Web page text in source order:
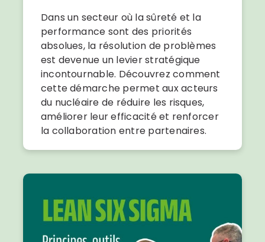
Dans un secteur où la sûreté et la
performance sont des priorités
absolues, la résolution de problèmes
est devenue un levier stratégique
incontournable. Découvrez comment
cette démarche permet aux acteurs
du nucléaire de réduire les risques,
améliorer leur efficacité et renforcer
la collaboration entre partenaires.